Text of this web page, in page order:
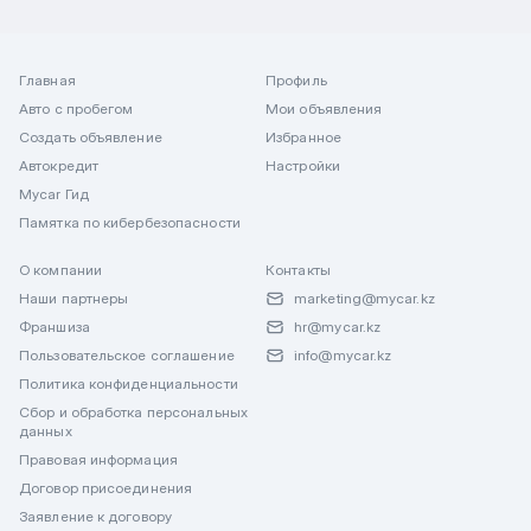
Главная
Авто с пробегом
Создать объявление
Автокредит
Mycar Гид
Памятка по кибербезопасности
Профиль
Мои объявления
Избранное
Настройки
О компании
Наши партнеры
Франшиза
Пользовательское соглашение
Политика конфиденциальности
Сбор и обработка персональных
данных
Правовая информация
Договор присоединения
Заявление к договору
Контакты
marketing@mycar.kz
hr@mycar.kz
info@mycar.kz